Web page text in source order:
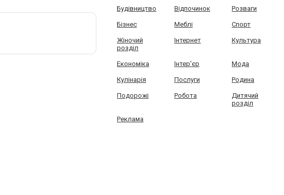
Будівництво Відпочинок Розваги
Бізнес Меблі Спорт
Жіночий
розділ
Інтернет Культура
Економіка Інтер'єр Мода
Кулінарія Послуги Родина
Подорожі Робота
Дитячий
розділ
Реклама